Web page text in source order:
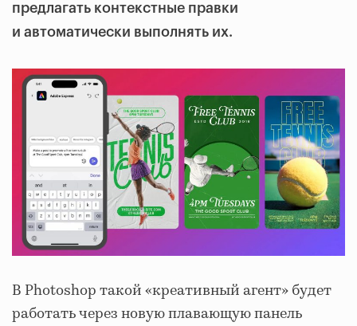
предлагать контекстные правки
и автоматически выполнять их.
В Photoshop такой «креативный агент» будет
работать через новую плавающую панель